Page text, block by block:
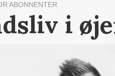
ABONNENTER
i